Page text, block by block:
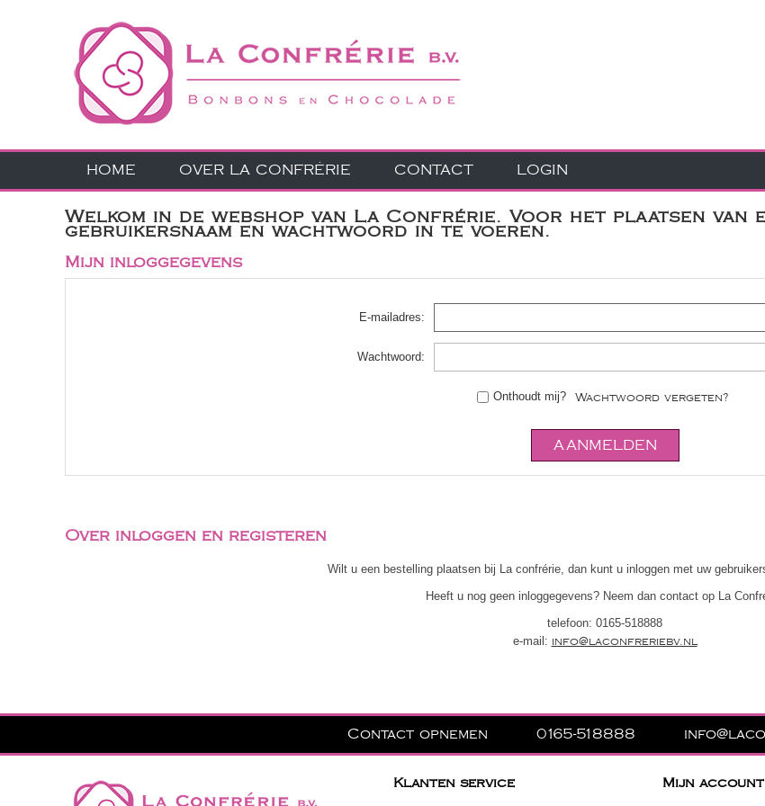
HOME OVER LA CONFRÉRIE CONTACT LOGIN
Welkom in de webshop van La Confrérie. Voor het plaatsen
gebruikersnaam en wachtwoord in te voeren.
Mijn inloggegevens
E-mailadres:
Wachtwoord:
Onthoudt mij? Wachtwoord vergeten?
Over inloggen en registeren
Wilt u een bestelling plaatsen bij La confrérie, dan kunt u inloggen met uw
Heeft u nog geen inloggegevens? Neem dan contact op La
telefoon: 0165-518888
e-mail: info@laconfreriebv.nl
Contact opnemen 0165-518888
Klanten service Mijn account